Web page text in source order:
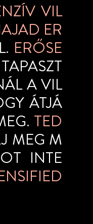
VIL
ER
ERŐSE
A VIL
ÁTJÁ
TED
MEG M
INTE